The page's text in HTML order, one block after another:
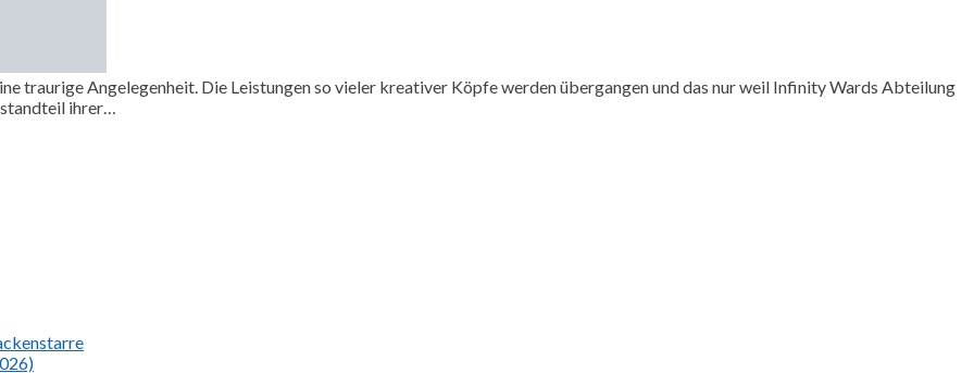
traurige Angelegenheit. Die Leistungen so vieler kreativer Köpfe werden übergangen und das nur weil Infinity Wards Abteilung
ihrer…